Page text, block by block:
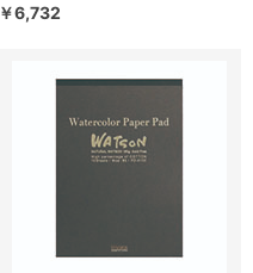
￥6,732